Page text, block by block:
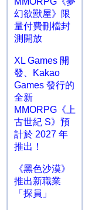
幻欲獸屋》限
量付費刪檔封
測開放
XL Games 開
發、Kakao
Games 發行的
全新
MMORPG《上
古世紀 S》預
計於 2027 年
推出！
《黑色沙漠》
推出新職業
「探員」